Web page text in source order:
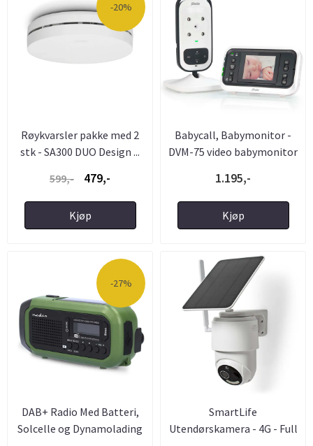
-20%
Røykvarsler pakke med 2
stk - SA300 DUO Design ...
599,-
479,-
Kjøp
Babycall, Babymonitor -
DVM-75 video babymonitor
1.195,-
Kjøp
-27%
DAB+ Radio Med Batteri,
Solcelle og Dynamolading
SmartLife
Utendørskamera - 4G - Full